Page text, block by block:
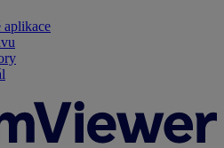
aplikace